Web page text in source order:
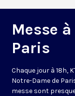
Messe
Paris
Chaque jour à 18h,
Notre-Dame de
messe sont